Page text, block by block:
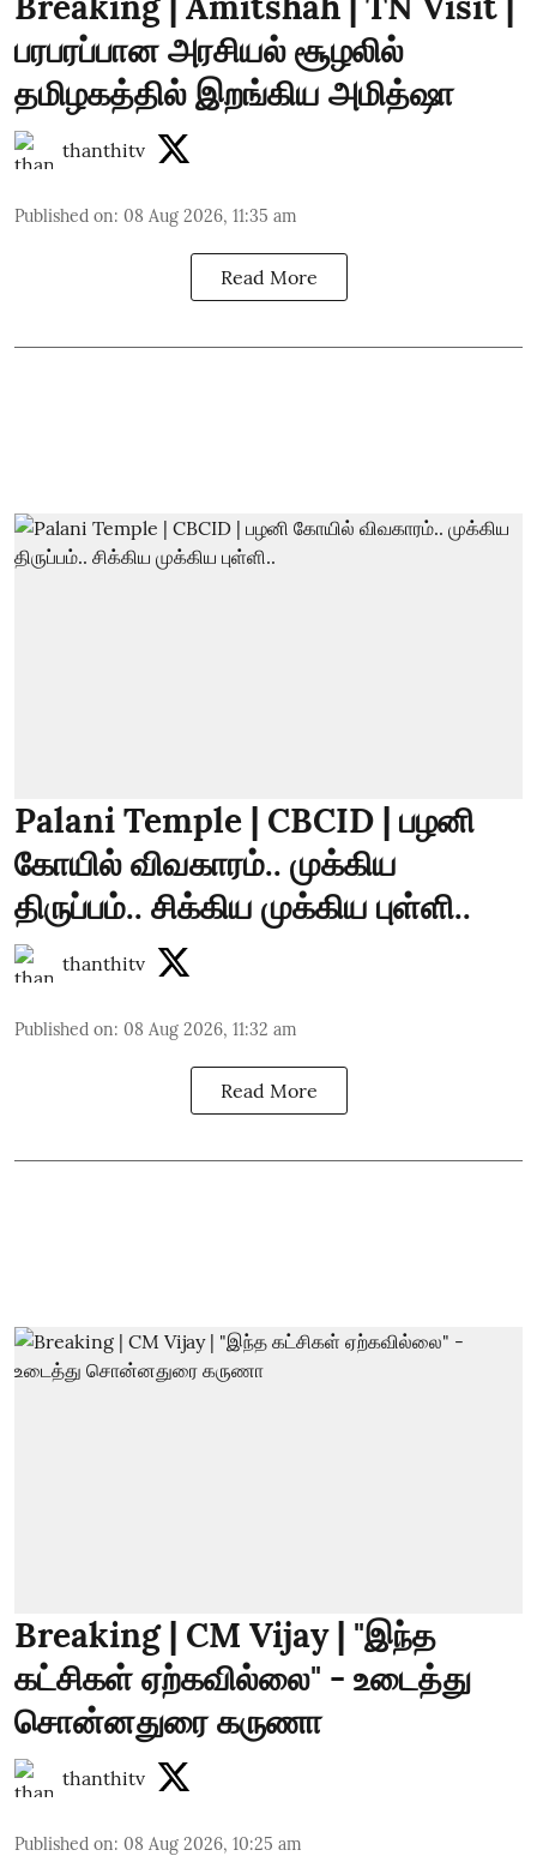
பரபரப்பான அரசியல் சூழலில்
தமிழகத்தில் இறங்கிய அமித்ஷா
thanthitv
Published on: 08 Aug 2026, 11:35 am
Read More
Palani Temple | CBCID | பழனி
கோயில் விவகாரம்.. முக்கிய
திருப்பம்.. சிக்கிய முக்கிய புள்ளி..
thanthitv
Published on: 08 Aug 2026, 11:32 am
Read More
Breaking | CM Vijay | "இந்த
கட்சிகள் ஏற்கவில்லை" - உடைத்து
சொன்னதுரை கருணா
thanthitv
Published on: 08 Aug 2026, 10:25 am